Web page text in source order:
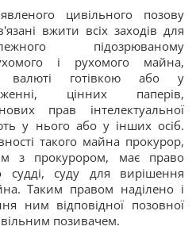
цивільного позову
вжити всіх заходів для
підозрюваному
і рухомого майна,
валюті готівкою або у
цінних паперів,
прав інтелектуальної
у нього або у інших осіб.
такого майна прокурор,
з прокурором, має право
судді, суду для вирішення
Таким правом наділено і
ним відповідної позовної
позивачем.